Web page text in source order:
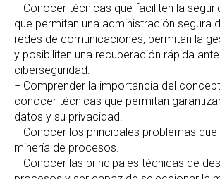
− Conocer técnicas que faciliten la
que permitan una administración segura
redes de comunicaciones, permitan la
y posibiliten una recuperación rápida
ciberseguridad.
− Comprender la importancia del
conocer técnicas que permitan
datos y su privacidad.
− Conocer los principales problemas que
minería de procesos.
− Conocer las principales técnicas de